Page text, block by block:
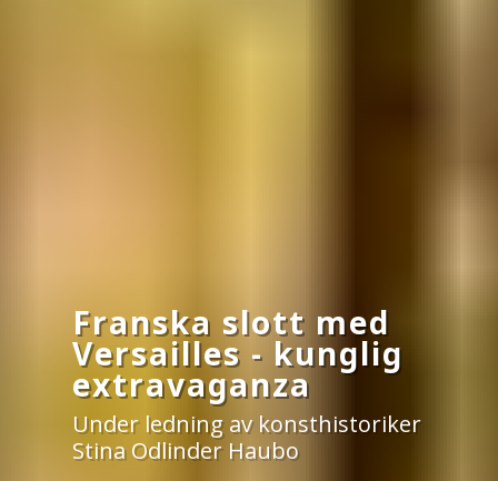
Franska slott med
Versailles - kunglig
extravaganza
Under ledning av konsthistoriker
Stina Odlinder Haubo